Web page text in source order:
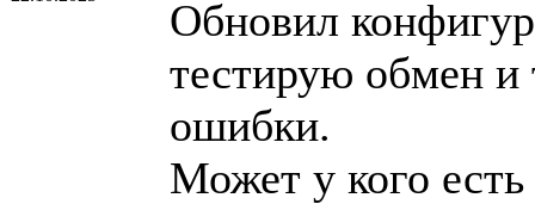
Обновил
тестирую обмен и
ошибки.
Может у кого